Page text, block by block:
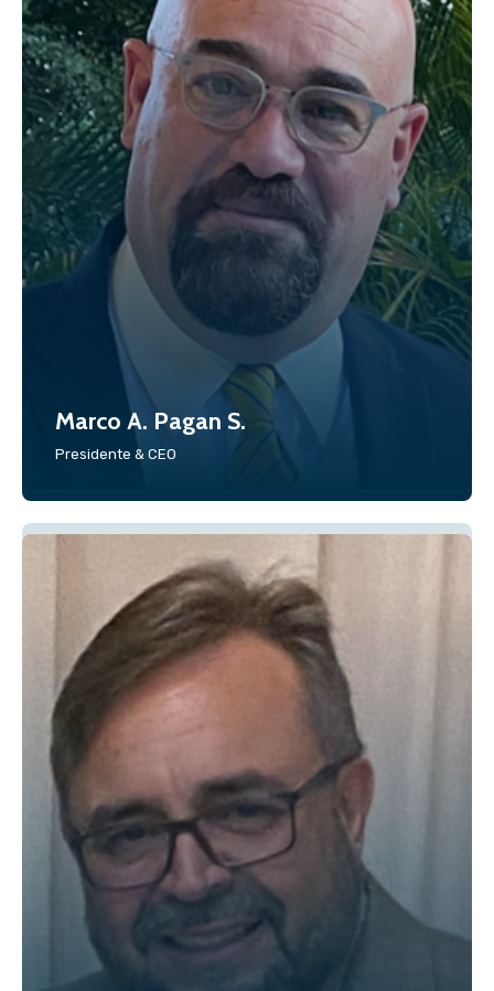
Marco A. Pagan S.
Presidente & CEO